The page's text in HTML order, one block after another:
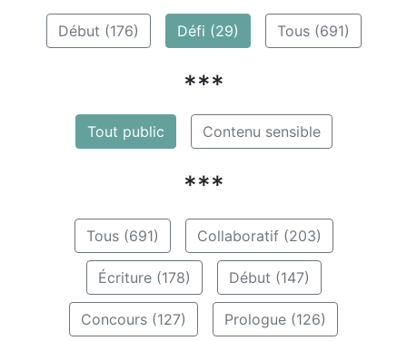
Début (176) Défi (29) Tous (691)
***
Tout public Contenu sensible
***
Tous (691) Collaboratif (203)
Écriture (178) Début (147)
Concours (127) Prologue (126)